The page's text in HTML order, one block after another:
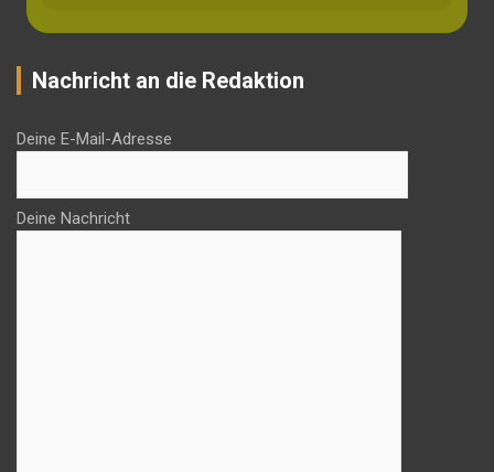
Nachricht an die Redaktion
Deine E-Mail-Adresse
Deine Nachricht